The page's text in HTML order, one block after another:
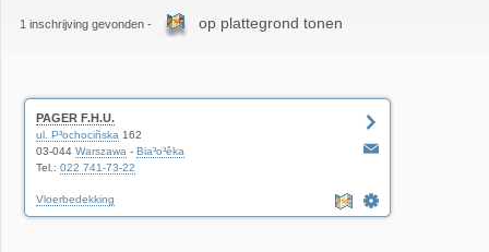
1 inschrijving gevonden - op plattegrond tonen
PAGER F.H.U.
ul. P³ochociñska 162
03-044 Warszawa - Bia³o³êka
Tel.: 022 741-73-22
Vloerbedekking